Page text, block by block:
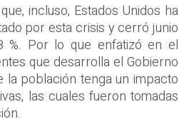
incluso, Estados Unidos ha
por esta crisis y cerró junio
%. Por lo que enfatizó en el
que desarrolla el Gobierno
la población tenga un impacto
las cuales fueron tomadas